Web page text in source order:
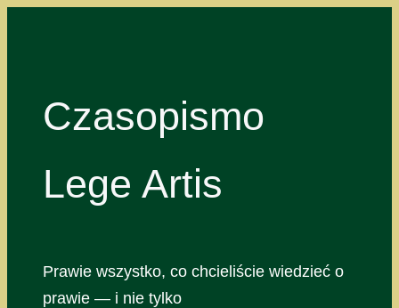
Czasopismo
Lege Artis
Prawie wszystko, co chcieliście wiedzieć o
prawie — i nie tylko